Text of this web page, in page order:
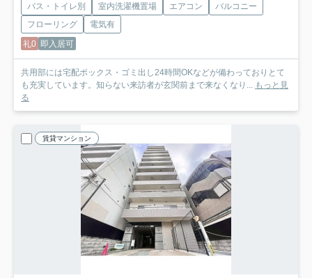
バス・トイレ別 室内洗濯機置場 エアコン
バルコニー
フローリング
電気有
礼0 即入居可
共用部には宅配ボックス・ゴミ出し24時間OKなどが備わっておりとて
も充実しています。知らない来訪者が玄関前まで来なくなり...
もっと見
る
賃貸マンション